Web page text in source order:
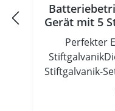
Gerät mit 5
Perfekter
Stiftgalvanik-
den
Vergoldung